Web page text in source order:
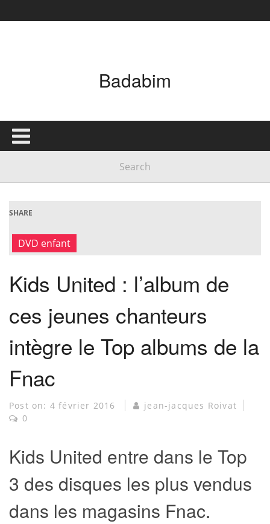
Badabim
SHARE
DVD enfant
Kids United : l’album de
ces jeunes chanteurs
intègre le Top albums de la
Fnac
Post on: 4 février 2016
jean-jacques Roivat
0
Kids United entre dans le Top
3 des disques les plus vendus
dans les magasins Fnac.